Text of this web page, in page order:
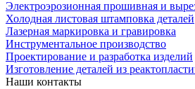
Электроэрозионная прошивная и
Холодная листовая штамповка деталей
Лазерная маркировка и гравировка
Инструментальное производство
Проектирование и разработка изделий
Изготовление деталей из
Наши контакты